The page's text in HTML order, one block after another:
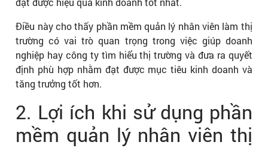
Điều này cho thấy phần mềm quản lý nhân viên làm thị
trường có vai trò quan trọng trong việc giúp doanh
nghiệp hay công ty tìm hiểu thị trường và đưa ra quyết
định phù hợp nhằm đạt được mục tiêu kinh doanh và
tăng trưởng tốt hơn.
2. Lợi ích khi sử dụng phần
mềm quản lý nhân viên thị